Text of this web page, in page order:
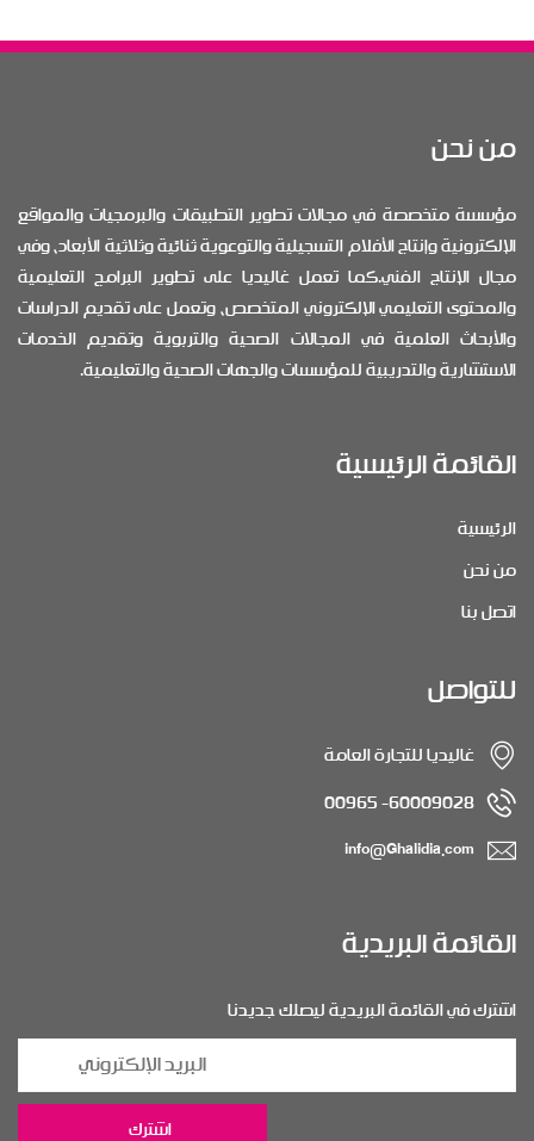
من نحن
مؤسسة متخصصة في مجالات تطوير التطبيقات والبرمجيات والمواقع
الإلكترونية وإنتاج الأفلام التسجيلية والتوعوية ثنائية وثلاثية الأبعاد، وفي
مجال الإنتاج الفني.كما تعمل غاليديا على تطوير البرامج التعليمية
والمحتوى التعليمي الإلكتروني المتخصص، وتعمل على تقديم الدراسات
والأبحاث العلمية في المجالات الصحية والتربوية وتقديم الخدمات
الاستشارية والتدريبية للمؤسسات والجهات الصحية والتعليمية.
القائمة الرئيسية
الرئيسية
من نحن
اتصل بنا
للتواصل
غاليديا للتجارة العامة
60009028- 00965
info@Ghalidia.com
القائمة البريدية
اشترك في القائمة البريدية ليصلك جديدنا